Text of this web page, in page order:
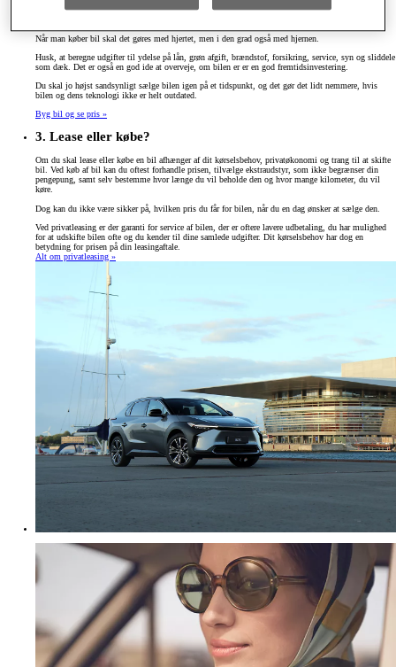
2. Hvordan ser økonomien ud?
Når man køber bil skal det gøres med hjertet, men i den grad også med hjernen.
Husk, at beregne udgifter til ydelse på lån, grøn afgift, brændstof, forsikring, service, syn og sliddele
som dæk. Det er også en god ide at overveje, om bilen er er en god fremtidsinvestering.
Du skal jo højst sandsynligt sælge bilen igen på et tidspunkt, og det gør det lidt nemmere, hvis
bilen og dens teknologi ikke er helt outdated.
Byg bil og se pris »
3. Lease eller købe?
Om du skal lease eller købe en bil afhænger af dit kørselsbehov, privatøkonomi og trang til at skifte
bil. Ved køb af bil kan du oftest forhandle prisen, tilvælge ekstraudstyr, som ikke begrænser din
pengepung, samt selv bestemme hvor længe du vil beholde den og hvor mange kilometer, du vil
køre.
Dog kan du ikke være sikker på, hvilken pris du får for bilen, når du en dag ønsker at sælge den.
Ved privatleasing er der garanti for service af bilen, der er oftere lavere udbetaling, du har mulighed
for at udskifte bilen ofte og du kender til dine samlede udgifter. Dit kørselsbehov har dog en
betydning for prisen på din leasingaftale.
Alt om privatleasing »